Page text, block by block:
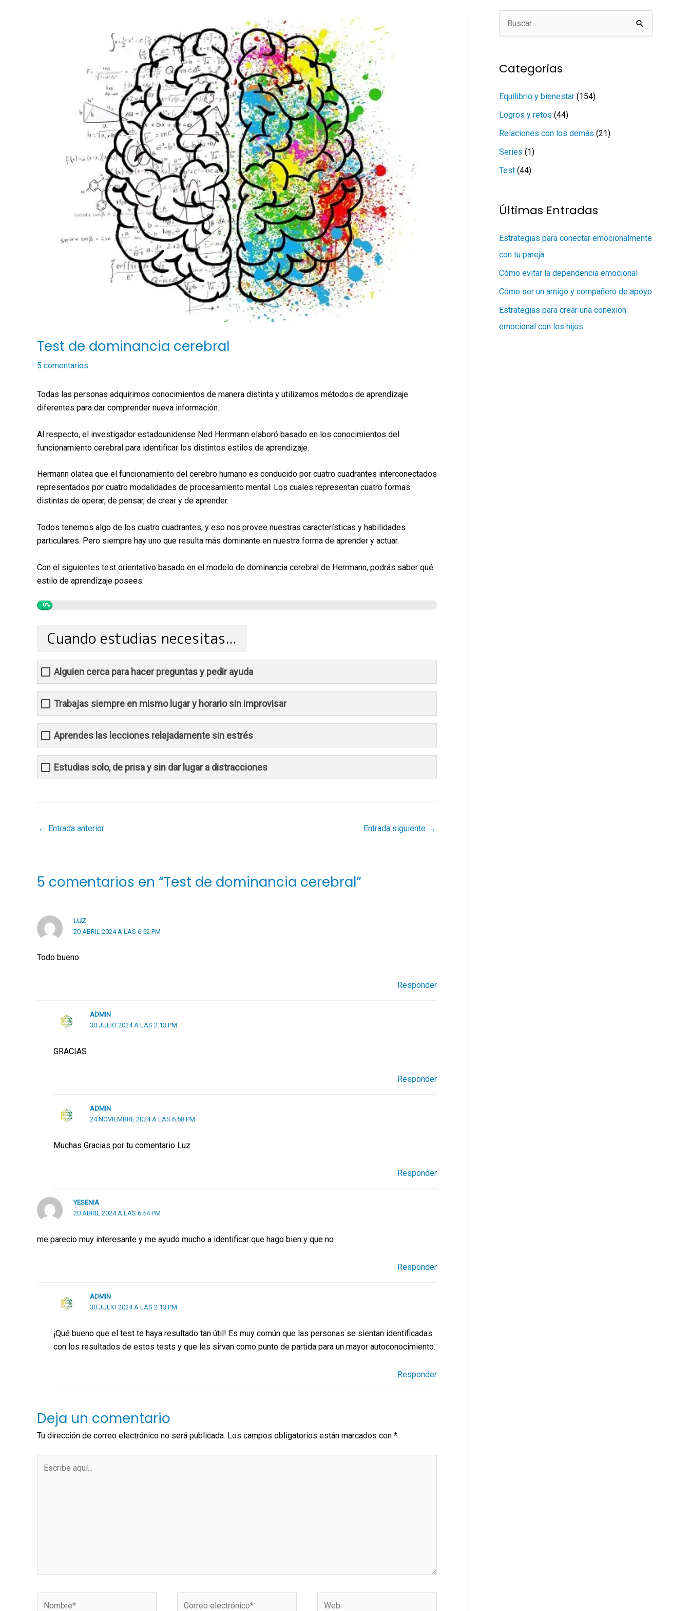
Test de dominancia cerebral
5 comentarios
Todas las personas adquirimos conocimientos de manera distinta y utilizamos métodos de aprendizaje
diferentes para dar comprender nueva información.
Al respecto, el investigador estadounidense Ned Herrmann elaboró basado en los conocimientos del
funcionamiento cerebral para identificar los distintos estilos de aprendizaje.
Hermann olatea que el funcionamiento del cerebro humano es conducido por cuatro cuadrantes interconectados
representados por cuatro modalidades de procesamiento mental. Los cuales representan cuatro formas
distintas de operar, de pensar, de crear y de aprender.
Todos tenemos algo de los cuatro cuadrantes, y eso nos provee nuestras características y habilidades
particulares. Pero siempre hay uno que resulta más dominante en nuestra forma de aprender y actuar.
Con el siguientes test orientativo basado en el modelo de dominancia cerebral de Herrmann, podrás saber qué
estilo de aprendizaje posees.
0%
Cuando estudias necesitas...
Alguien cerca para hacer preguntas y pedir ayuda
Trabajas siempre en mismo lugar y horario sin improvisar
Aprendes las lecciones relajadamente sin estrés
Estudias solo, de prisa y sin dar lugar a distracciones
← Entrada anterior Entrada siguiente →
5 comentarios en “Test de dominancia cerebral”
LUZ
20 ABRIL 2024 A LAS 6:52 PM
Todo bueno
Responder
ADMIN
30 JULIO 2024 A LAS 2:13 PM
GRACIAS
Responder
ADMIN
24 NOVIEMBRE 2024 A LAS 6:58 PM
Muchas Gracias por tu comentario Luz
Responder
YESENIA
20 ABRIL 2024 A LAS 6:54 PM
me parecio muy interesante y me ayudo mucho a identificar que hago bien y que no
Responder
ADMIN
30 JULIO 2024 A LAS 2:13 PM
¡Qué bueno que el test te haya resultado tan útil! Es muy común que las personas se sientan identificadas
con los resultados de estos tests y que les sirvan como punto de partida para un mayor autoconocimiento.
Responder
Deja un comentario
Tu dirección de correo electrónico no será publicada. Los campos obligatorios están marcados con *
aquí...
c
a
r
Categorias
Equilibrio y bienestar (154)
Logros y retos (44)
Relaciones con los demás (21)
Series (1)
Test (44)
Últimas Entradas
Estrategias para conectar emocionalmente
con tu pareja
Cómo evitar la dependencia emocional
Cómo ser un amigo y compañero de apoyo
Estrategias para crear una conexión
emocional con los hijos